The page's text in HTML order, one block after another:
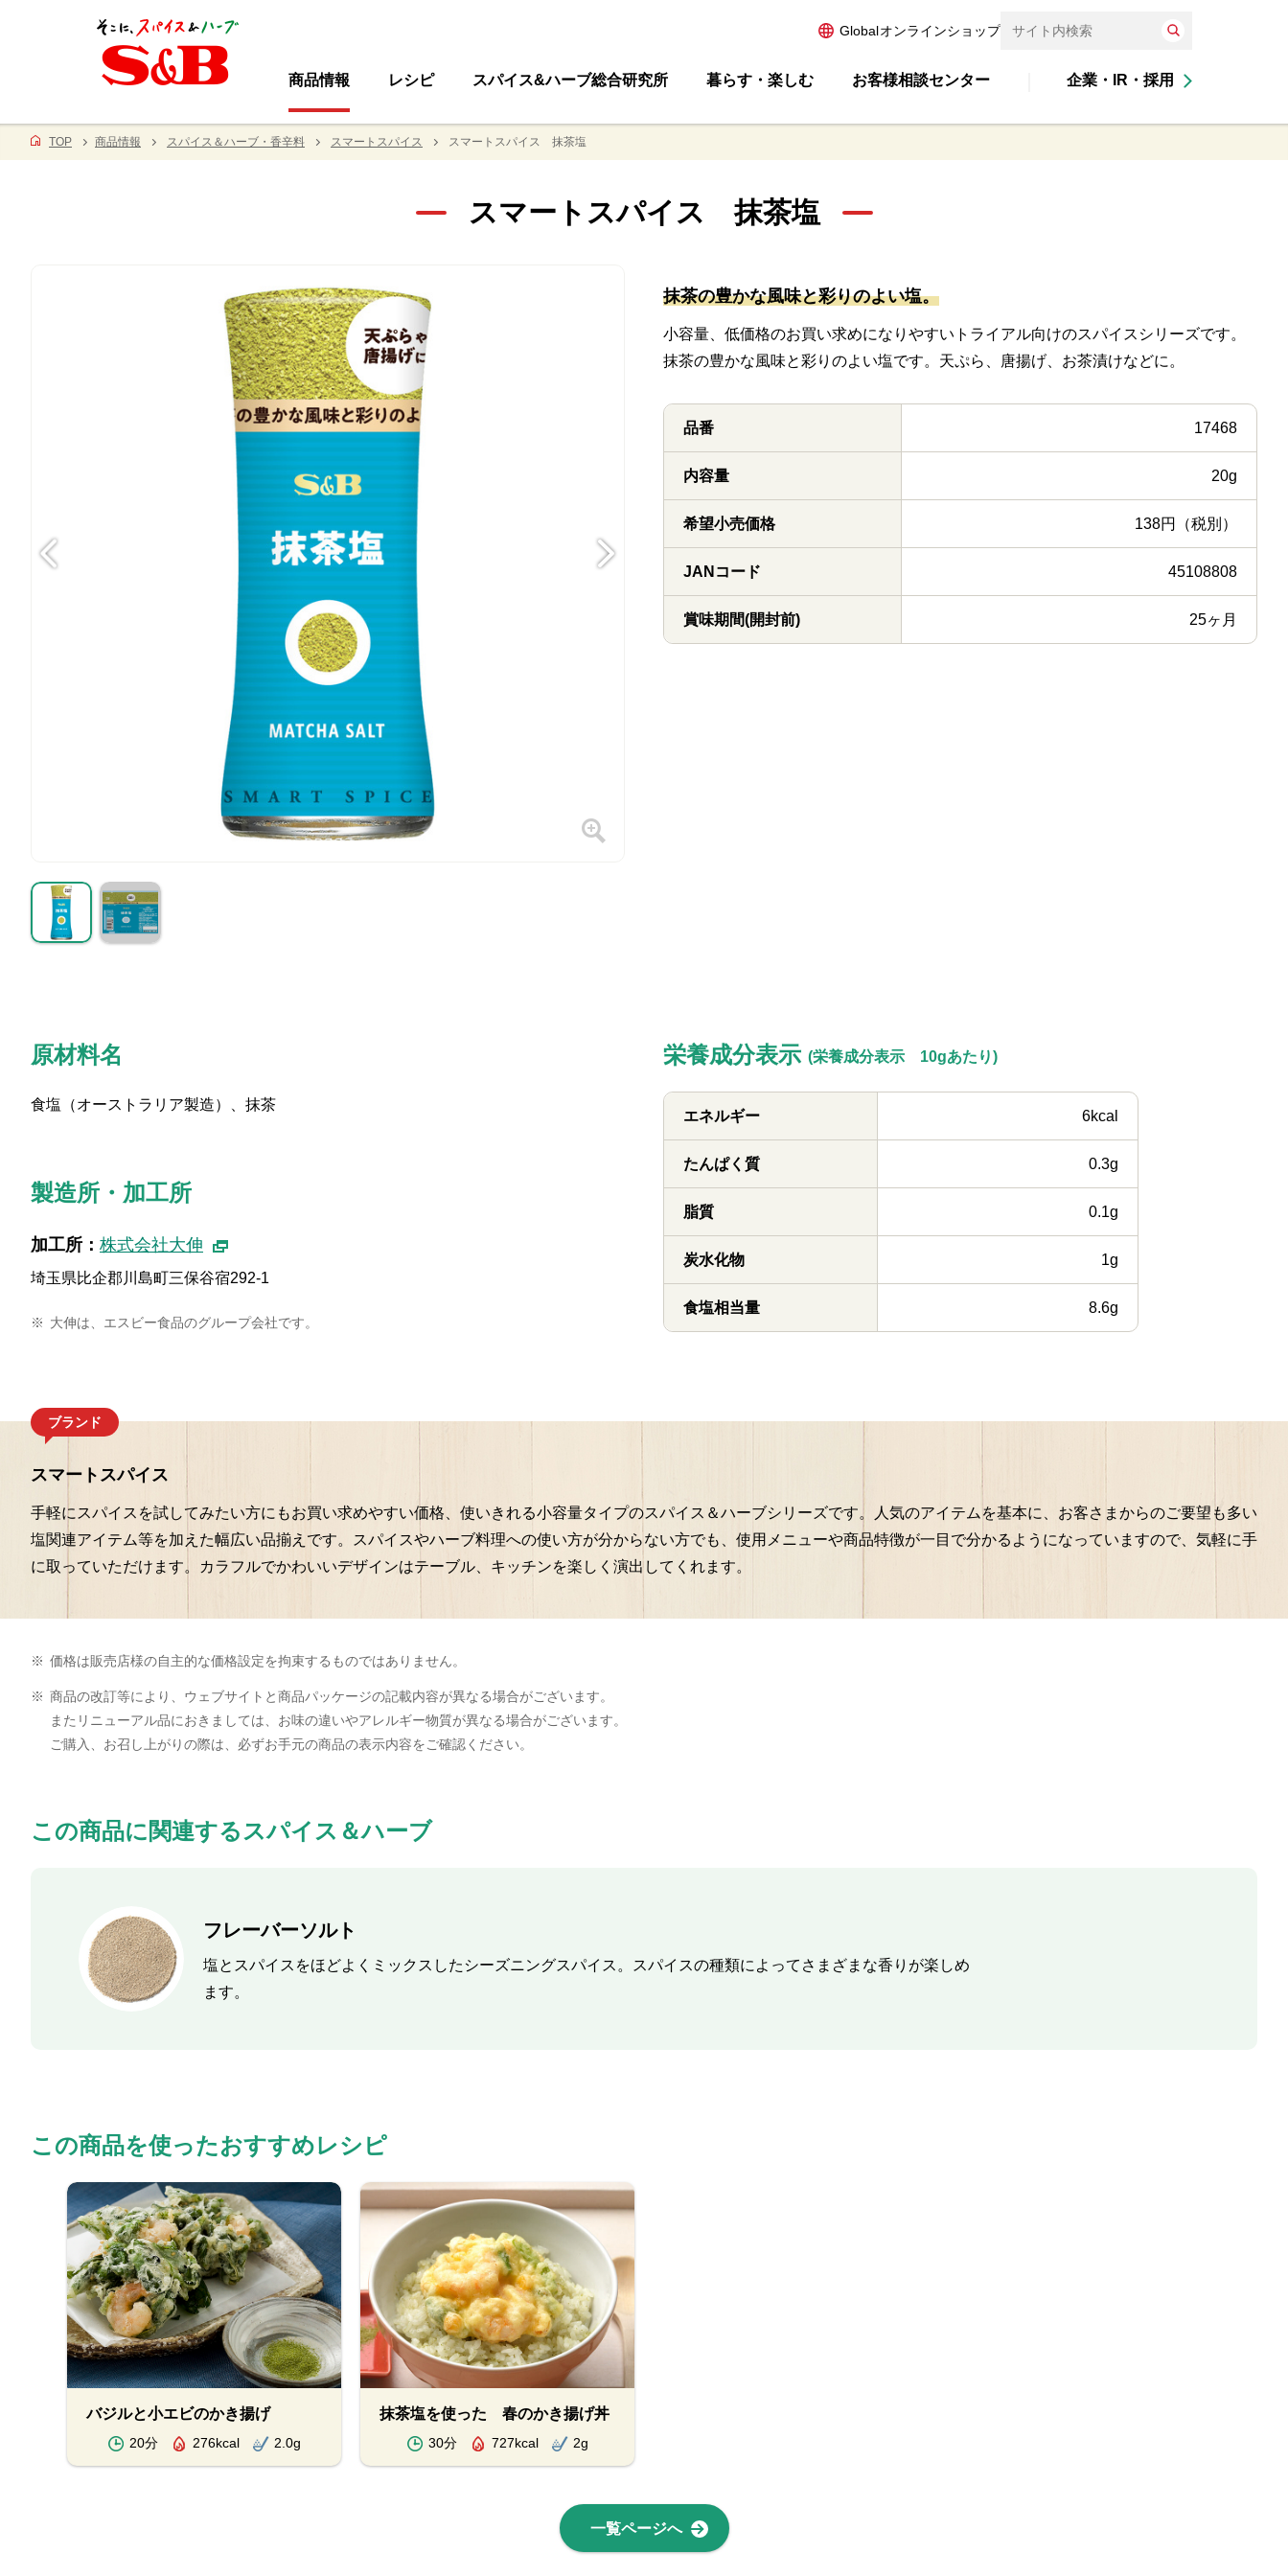
Globalオンラインショップ
商品情報 レシピ スパイス&ハーブ総合研究所 暮らす・楽しむ お客様相談センター 企業・IR・採用
TOP 商品情報 スパイス＆ハーブ・香辛料 スマートスパイス スマートスパイス 抹茶塩
スマートスパイス 抹茶塩
抹茶の豊かな風味と彩りのよい塩。
小容量、低価格のお買い求めになりやすいトライアル向けのスパイスシリーズです。
抹茶の豊かな風味と彩りのよい塩です。天ぷら、唐揚げ、お茶漬けなどに。
品番 17468
内容量 20g
希望小売価格 138円（税別）
JANコード 45108808
賞味期間(開封前) 25ヶ月
原材料名
食塩（オーストラリア製造）、抹茶
製造所・加工所
加工所： 株式会社大伸
埼玉県比企郡川島町三保谷宿292-1
※ 大伸は、エスビー食品のグループ会社です。
栄養成分表示 (栄養成分表示 10gあたり)
エネルギー 6kcal
たんぱく質 0.3g
脂質 0.1g
炭水化物 1g
食塩相当量 8.6g
ブランド
スマートスパイス
手軽にスパイスを試してみたい方にもお買い求めやすい価格、使いきれる小容量タイプのスパイス＆ハーブシリーズです。人気のアイテムを基本に、お客さまからのご要望も多い
塩関連アイテム等を加えた幅広い品揃えです。スパイスやハーブ料理への使い方が分からない方でも、使用メニューや商品特徴が一目で分かるようになっていますので、気軽に手
に取っていただけます。カラフルでかわいいデザインはテーブル、キッチンを楽しく演出してくれます。
※ 価格は販売店様の自主的な価格設定を拘束するものではありません。
※ 商品の改訂等により、ウェブサイトと商品パッケージの記載内容が異なる場合がございます。
またリニューアル品におきましては、お味の違いやアレルギー物質が異なる場合がございます。
ご購入、お召し上がりの際は、必ずお手元の商品の表示内容をご確認ください。
この商品に関連するスパイス＆ハーブ
フレーバーソルト
塩とスパイスをほどよくミックスしたシーズニングスパイス。スパイスの種類によってさまざまな香りが楽しめ
ます。
この商品を使ったおすすめレシピ
バジルと小エビのかき揚げ
20分 276kcal 2.0g
抹茶塩を使った 春のかき揚げ丼
30分 727kcal 2g
一覧ページへ